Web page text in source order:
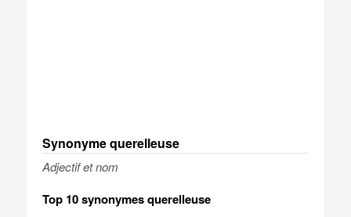
Synonyme querelleuse
Adjectif et nom
Top 10 synonymes querelleuse